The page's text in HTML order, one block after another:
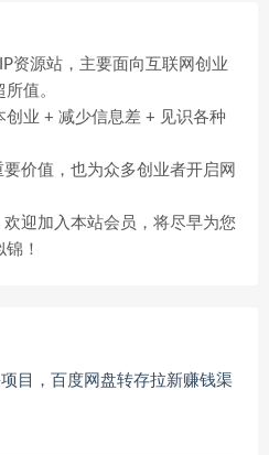
资源站，主要面向互联网创业
值。
业 + 减少信息差 + 见识各种
价值，也为众多创业者开启网
迎加入本站会员，将尽早为您
！
目，百度网盘转存拉新赚钱渠